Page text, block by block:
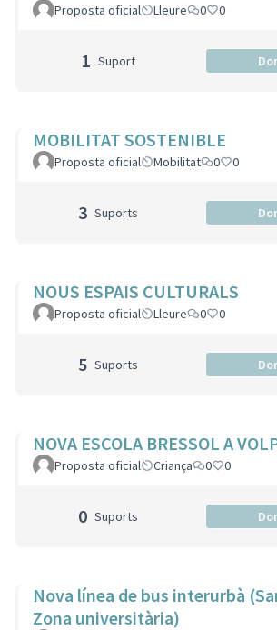
Proposta oficial Lleure 0 0
1 Suport
MOBILITAT SOSTENIBLE
Proposta oficial Mobilitat 0 0
3 Suports
NOUS ESPAIS CULTURALS
Proposta oficial Lleure 0 0
5 Suports
NOVA ESCOLA BRESSOL A
Proposta oficial Criança 0 0
0 Suports
Nova línea de bus interurbà
Zona universitària)